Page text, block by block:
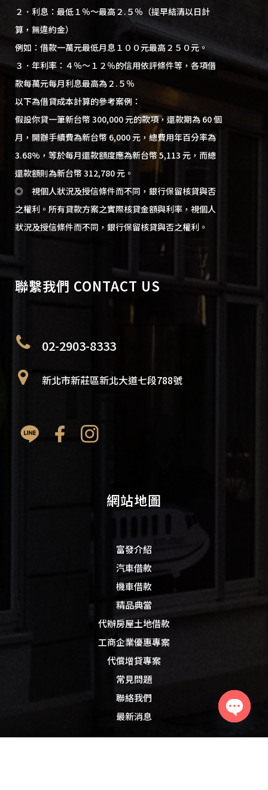
２．利息：最低１％～最高２.５％（提早結清以日計
算，無違約金）
例如：借款一萬元最低月息１００元最高２５０元。
３．年利率：４％～１２％的信用依評條件等，各項借
款每萬元每月利息最高為２.５％
以下為借貸成本計算的參考案例：
假設你貸一筆新台幣 300,000 元的款項，還款期為 60 個
月，開辦手續費為新台幣 6,000 元，總費用年百分率為
3.68%，等於每月還款額度應為新台幣 5,113 元，而總
還款額則為新台幣 312,780 元。
◎ 視個人狀況及授信條件而不同，銀行保留核貸與否
之權利。所有貸款方案之實際核貸金額與利率，視個人
狀況及授信條件而不同，銀行保留核貸與否之權利。
聯繫我們 CONTACT US
02-2903-8333
新北市新莊區新北大道七段788號
網站地圖
富發介紹
汽車借款
機車借款
精品典當
代辦房屋土地借款
工商企業優惠專案
代償增貸專案
常見問題
聯絡我們
最新消息
chaty